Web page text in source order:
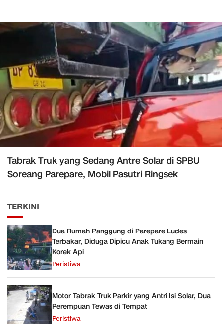
Tabrak Truk yang Sedang Antre Solar di SPBU
Soreang Parepare, Mobil Pasutri Ringsek
TERKINI
Dua Rumah Panggung di Parepare Ludes
Terbakar, Diduga Dipicu Anak Tukang Bermain
Korek Api
Peristiwa
Motor Tabrak Truk Parkir yang Antri Isi Solar, Dua
Perempuan Tewas di Tempat
Peristiwa